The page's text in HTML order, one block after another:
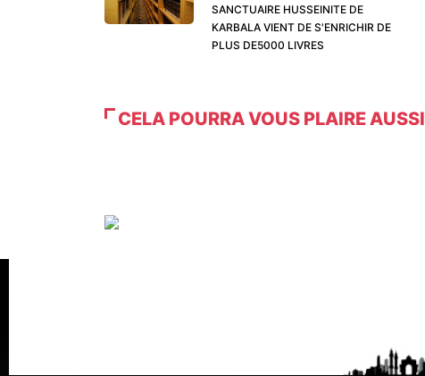
SANCTUAIRE HUSSEINITE DE
KARBALA VIENT DE S'ENRICHIR DE
PLUS DE5000 LIVRES
CELA POURRA VOUS PLAIRE AUSSI